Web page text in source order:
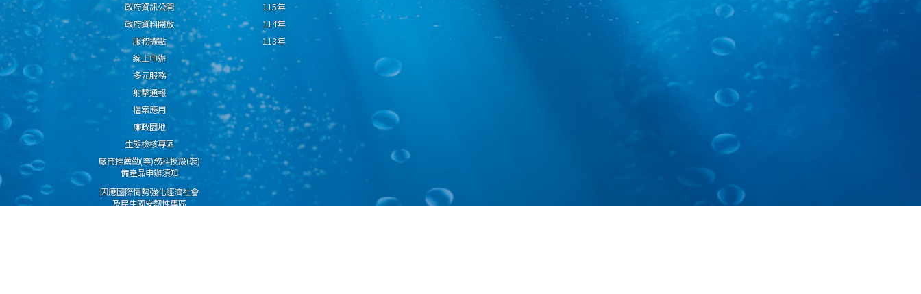
政府資訊公開
政府資料開放
服務據點
線上申辦
多元服務
射擊通報
檔案應用
廉政園地
生態檢核專區
廠商推薦勤(業)務科技設(裝)
備產品申辦須知
因應國際情勢強化經濟社會
及民生國安韌性專區
115年
114年
113年